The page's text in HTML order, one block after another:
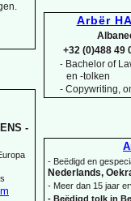
Arbër
+32 (0)488 49
- Bachelor of
en -tolken
- Copywriting,
- Beëdigd en
Nederlands,
- Meer dan 15 jaar
- Beëdigd tolk in
-